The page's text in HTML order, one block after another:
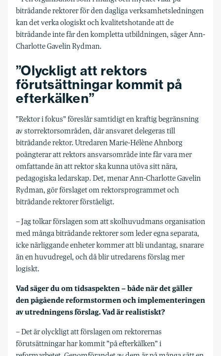
biträdande rektorer för den dagliga verksamhetsledningen
kan det verka ologiskt och kvalitetshotande att de
biträdande inte får den kompletta utbildningen, säger Ann-
Charlotte Gavelin Rydman.
”Olyckligt att rektors
förutsättningar kommit på
efterkälken”
”Rektor i fokus” föreslår samtidigt en kraftig begränsning
av storrektorsområden, där ansvaret delegeras till
biträdande rektor. Utredaren Marie-Hélène Ahnborg
poängterar att rektors ansvarsområde inte får vara mer
omfattande än att rektor ska kunna utöva sitt nära,
pedagogiska ledarskap. Det, menar Ann-Charlotte Gavelin
Rydman, gör förslaget om rektorsprogrammet och
biträdande rektorer förståeligt.
– Jag tolkar förslagen som att skolhuvudmans organisation
med många biträdande rektorer som leder egna separata,
icke närliggande enheter kommer att bli undantag, snarare
än en huvudregel, och då blir utredarens förslag mer
logiskt.
Vad säger du om tidsaspekten – både när det gäller
den pågående reformstormen och implementeringen
av utredningens förslag. Vad är realistiskt?
– Det är olyckligt att förslagen om rektorernas
förutsättningar har kommit ”på efterkälken” i